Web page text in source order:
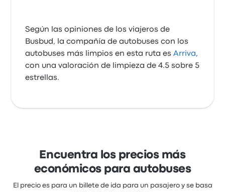
Según las opiniones de los viajeros de
Busbud, la compañía de autobuses con los
autobuses más limpios en esta ruta esArriva,
con una valoración de limpieza de 4.5 sobre 5
estrellas.
Encuentra los precios más
económicos para autobuses
El precio es para un billete de ida para un pasajero y se basa